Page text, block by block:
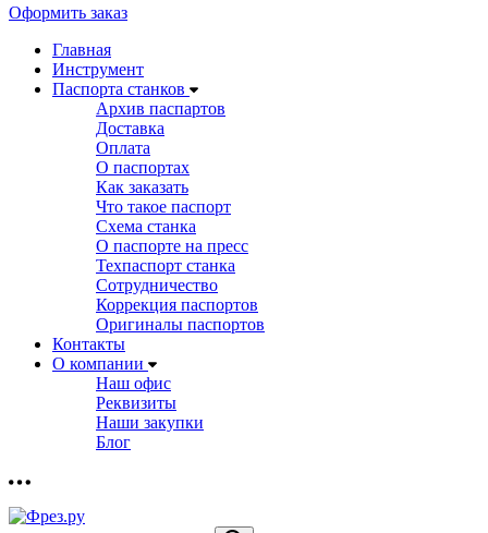
Оформить заказ
Главная
Инструмент
Паспорта станков
Архив паспартов
Доставка
Оплата
О паспортах
Как заказать
Что такое паспорт
Схема станка
О паспорте на пресс
Техпаспорт станка
Сотрудничество
Коррекция паспортов
Оригиналы паспортов
Контакты
О компании
Наш офис
Реквизиты
Наши закупки
Блог